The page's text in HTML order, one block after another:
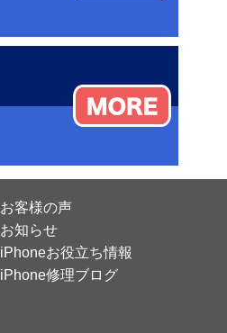
お客様の声
お知らせ
iPhoneお役立ち情報
iPhone修理ブログ